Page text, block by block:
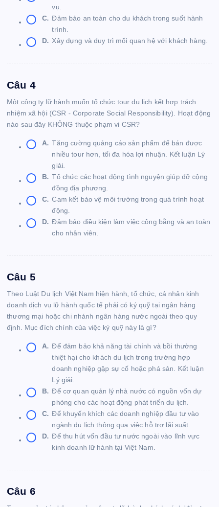
vụ.
C. Đảm bảo an toàn cho du khách trong suốt hành
trình.
D. Xây dựng và duy trì mối quan hệ với khách hàng.
Câu 4
Một công ty lữ hành muốn tổ chức tour du lịch kết hợp trách
nhiệm xã hội (CSR - Corporate Social Responsibility). Hoạt động
nào sau đây KHÔNG thuộc phạm vi CSR?
A. Tăng cường quảng cáo sản phẩm để bán được
nhiều tour hơn, tối đa hóa lợi nhuận. Kết luận Lý
giải.
B. Tổ chức các hoạt động tình nguyện giúp đỡ cộng
đồng địa phương.
C. Cam kết bảo vệ môi trường trong quá trình hoạt
động.
D. Đảm bảo điều kiện làm việc công bằng và an toàn
cho nhân viên.
Câu 5
Theo Luật Du lịch Việt Nam hiện hành, tổ chức, cá nhân kinh
doanh dịch vụ lữ hành quốc tế phải có ký quỹ tại ngân hàng
thương mại hoặc chi nhánh ngân hàng nước ngoài theo quy
định. Mục đích chính của việc ký quỹ này là gì?
A. Để đảm bảo khả năng tài chính và bồi thường
thiệt hại cho khách du lịch trong trường hợp
doanh nghiệp gặp sự cố hoặc phá sản. Kết luận
Lý giải.
B. Để cơ quan quản lý nhà nước có nguồn vốn dự
phòng cho các hoạt động phát triển du lịch.
C. Để khuyến khích các doanh nghiệp đầu tư vào
ngành du lịch thông qua việc hỗ trợ lãi suất.
D. Để thu hút vốn đầu tư nước ngoài vào lĩnh vực
kinh doanh lữ hành tại Việt Nam.
Câu 6